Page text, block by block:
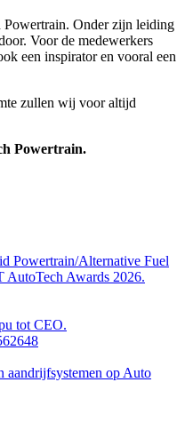
Onder zijn leiding
Voor de medewerkers
een inspirator en vooral een
zullen wij voor altijd
Powertrain.
Powertrain/Alternative Fuel
AutoTech Awards 2026.
tot CEO.
aandrijfsystemen op Auto